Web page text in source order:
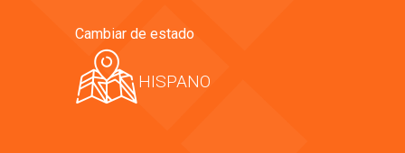
Cambiar de estado
HISPANO